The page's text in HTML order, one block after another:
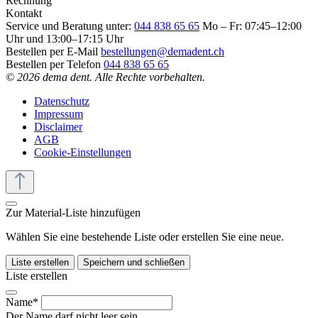
Kontakt
Service und Beratung unter: 044 838 65 65 Mo – Fr: 07:45–12:00
Uhr und 13:00–17:15 Uhr
Bestellen per E-Mail bestellungen@demadent.ch
Bestellen per Telefon 044 838 65 65
© 2026 dema dent. Alle Rechte vorbehalten.
Datenschutz
Impressum
Disclaimer
AGB
Cookie-Einstellungen
Zur Material-Liste hinzufügen
Wählen Sie eine bestehende Liste oder erstellen Sie eine neue.
Liste erstellen Speichern und schließen
Liste erstellen
Name*